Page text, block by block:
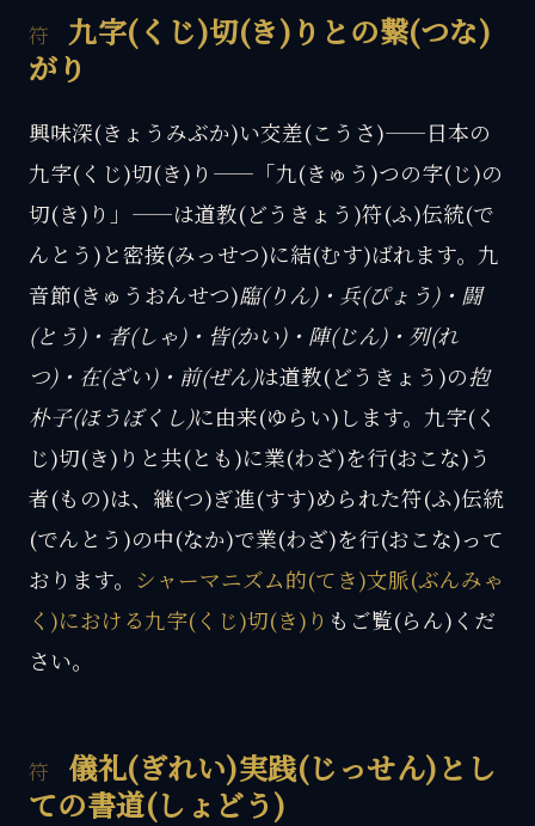
九字(くじ)切(き)りとの繋(つな)
がり
興味深(きょうみぶか)い交差(こうさ)——日本の
九字(くじ)切(き)り——「九(きゅう)つの字(じ)の
切(き)り」——は道教(どうきょう)符(ふ)伝統(で
んとう)と密接(みっせつ)に結(むす)ばれます。九
音節(きゅうおんせつ)臨(りん)・兵(ぴょう)・闘
(とう)・者(しゃ)・皆(かい)・陣(じん)・列(れ
つ)・在(ざい)・前(ぜん)は道教(どうきょう)の抱
朴子(ほうぼくし)に由来(ゆらい)します。九字(く
じ)切(き)りと共(とも)に業(わざ)を行(おこな)う
者(もの)は、継(つ)ぎ進(すす)められた符(ふ)伝統
(でんとう)の中(なか)で業(わざ)を行(おこな)って
おります。 シャーマニズム的(てき)文脈(ぶんみゃ
く)における九字(くじ)切(き)り もご覧(らん)くだ
さい。
儀礼(ぎれい)実践(じっせん)とし
ての書道(しょどう)